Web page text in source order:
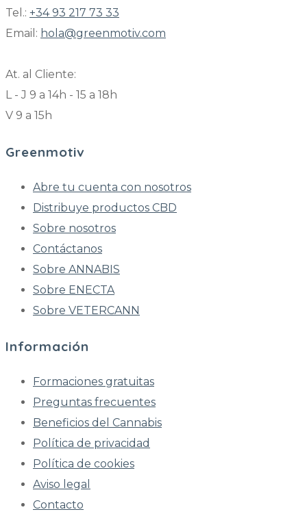
Tel.: +34 93 217 73 33
Email: hola@greenmotiv.com
At. al Cliente:
L - J 9 a 14h - 15 a 18h
V 9 a 15h
Greenmotiv
Abre tu cuenta con nosotros
Distribuye productos CBD
Sobre nosotros
Contáctanos
Sobre ANNABIS
Sobre ENECTA
Sobre VETERCANN
Información
Formaciones gratuitas
Preguntas frecuentes
Beneficios del Cannabis
Política de privacidad
Política de cookies
Aviso legal
Contacto